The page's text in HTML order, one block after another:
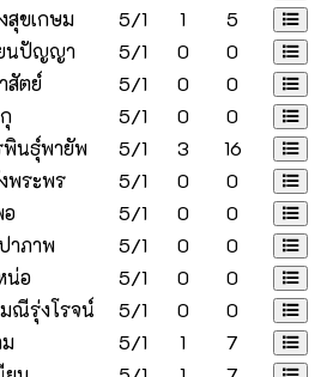
สุขเกษม 5/1 1
5
ยนปัญญา 5/1 0
0
สัตย์ 5/1 0
0
5/1 0
0
พินธุ์พายัพ 5/1 3
16
พระพร 5/1 0
0
อ 5/1 0
0
าภาพ 5/1 0
0
น่อ 5/1 0
0
ณีรุ่งโรจน์ 5/1 0
0
5/1 1
7